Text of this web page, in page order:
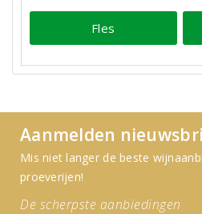
Fles
Aanmelden
Mis niet langer de beste
proeverijen!
De scherpste aanbiedingen